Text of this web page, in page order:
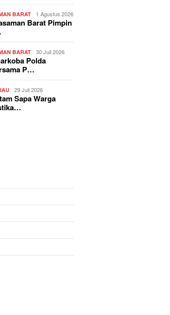
BARAT 1 Agustus 2026
Barat Pimpin
BARAT 30 Juli 2026
Polda
P…
29 Juli 2026
Sapa Warga